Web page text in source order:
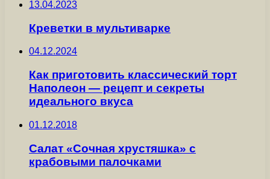
13.04.2023
Креветки в мультиварке
04.12.2024
Как приготовить классический торт
Наполеон — рецепт и секреты
идеального вкуса
01.12.2018
Салат «Сочная хрустяшка» с
крабовыми палочками